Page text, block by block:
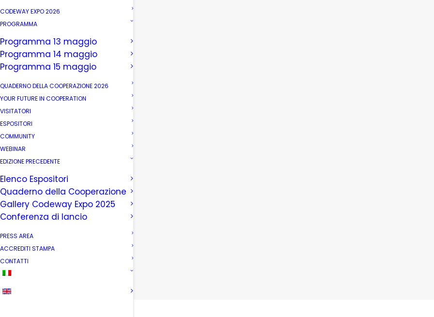
CODEWAY EXPO 2026
PROGRAMMA
Programma 13 maggio
Programma 14 maggio
Programma 15 maggio
QUADERNO DELLA COOPERAZIONE 2026
YOUR FUTURE IN COOPERATION
VISITATORI
ESPOSITORI
COMMUNITY
WEBINAR
EDIZIONE PRECEDENTE
Elenco Espositori
Quaderno della Cooperazione
Gallery Codeway Expo 2025
Conferenza di lancio
PRESS AREA
ACCREDITI STAMPA
CONTATTI